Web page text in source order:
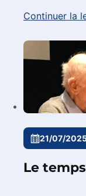
Continuer la
21/07/
Le